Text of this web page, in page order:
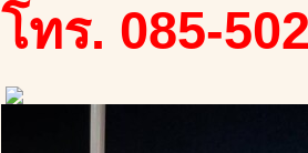
โทร. 085-